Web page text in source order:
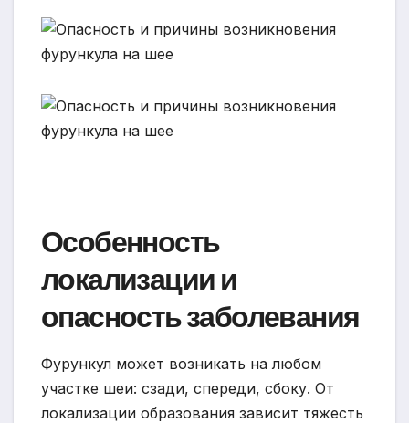
Особенность
локализации и
опасность заболевания
Фурункул может возникать на любом
участке шеи: сзади, спереди, сбоку. От
локализации образования зависит тяжесть